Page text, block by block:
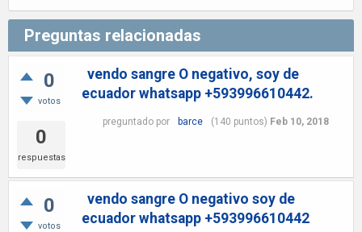
Preguntas relacionadas
0
votos
0
respuestas
vendo sangre O negativo, soy de
ecuador whatsapp +593996610442.
preguntado por barce (140 puntos) Feb 10, 2018
0
votos
vendo sangre O negativo soy de
ecuador whatsapp +593996610442